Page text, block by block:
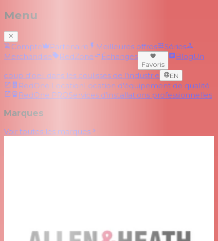
Menu
Compte Partenaire Meilleures offres
Séries
Merchandise
RedZone Échanges
Favoris
BlogUn
coup d'oeil dans les coulisses de l'industrie EN
RedOne LocationLocation d'équipement de qualité
RedOne PROServices d'installations professionnelles
Marques
Voir toutes les marques